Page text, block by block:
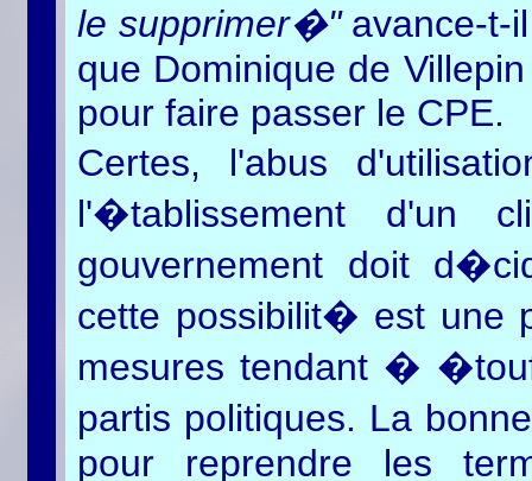
le supprimer�"avance-t-
que Dominique de
pour faire passer le CPE.
Certes, l'abus
l'�tablissement d'un
gouvernement doit
cette possibilit� est une
mesures tendant �
partis politiques. La
pour reprendre les